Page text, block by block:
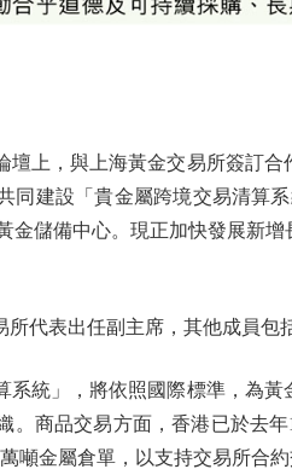
上，與上海黃金交易所簽訂合
同建設「貴金屬跨境交易清算
金儲備中心。現正加快發展新
表出任副主席，其他成員包
統」，將依照國際標準，為黃
。商品交易方面，香港已於去
噸金屬倉單，以支持交易所合約